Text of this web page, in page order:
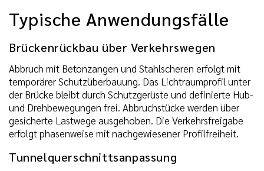
Typische Anwendungsfälle
Brückenrückbau über Verkehrswegen
Abbruch mit Betonzangen und Stahlscheren erfolgt mit
temporärer Schutzüberbauung. Das Lichtraumprofil unter
der Brücke bleibt durch Schutzgerüste und definierte Hub-
und Drehbewegungen frei. Abbruchstücke werden über
gesicherte Lastwege ausgehoben. Die Verkehrsfreigabe
erfolgt phasenweise mit nachgewiesener Profilfreiheit.
Tunnelquerschnittsanpassung